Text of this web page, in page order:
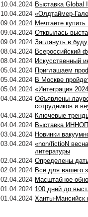
10.04.2024 Выставка Global
10.04.2024 «Олдтаймер-
09.04.2024 Мечтаете
09.04.2024 Открылась
09.04.2024 Заглянуть в
08.04.2024 Всероссийский
08.04.2024 Искусственный
05.04.2024 Приглашаем
05.04.2024 В Москве
05.04.2024 «Интеграция
04.04.2024 Объявлены
сотрудников и
04.04.2024 Ключевые
04.04.2024 Выставка
03.04.2024 Новинки
03.04.2024 «non/fictioN
литературы
02.04.2024 Определены
02.04.2024 Всё для вашего
02.04.2024 Масштабное
01.04.2024 100 дней до
01.04.2024 Ханты-Мансийск